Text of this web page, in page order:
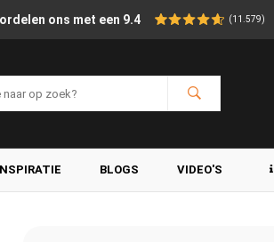
ons met een 9.4 (11.579)
BLOGS VIDEO'S